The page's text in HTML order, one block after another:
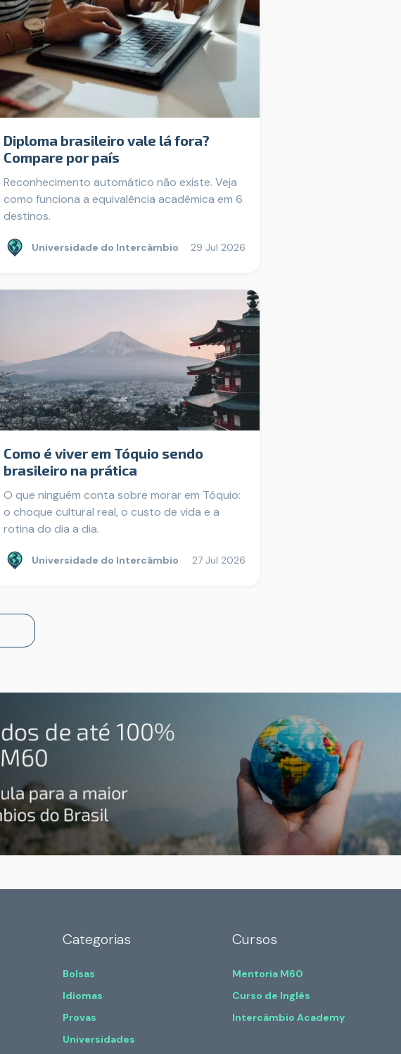
Diploma brasileiro vale lá fora?
Compare por país
Reconhecimento automático não existe. Veja
como funciona a equivalência acadêmica em 6
destinos.
Universidade do Intercâmbio 29 Jul 2026
Como é viver em Tóquio sendo
brasileiro na prática
O que ninguém conta sobre morar em Tóquio:
o choque cultural real, o custo de vida e a
rotina do dia a dia.
Universidade do Intercâmbio 27 Jul 2026
Categorias
Bolsas
Idiomas
Provas
Universidades
Cursos
Mentoria M60
Curso de Inglês
Intercâmbio Academy